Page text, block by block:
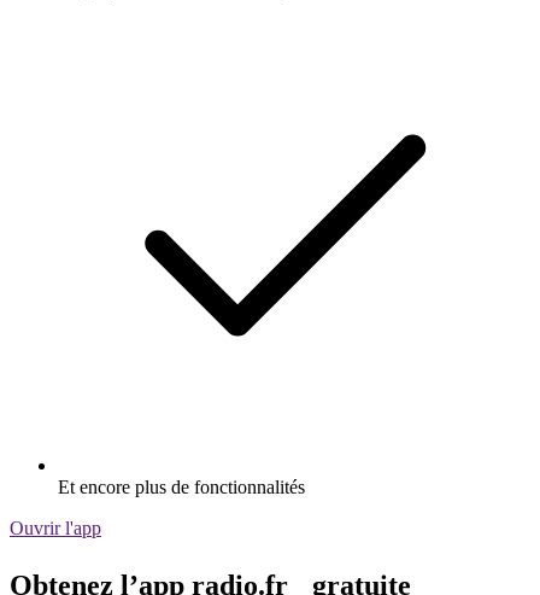
Et encore plus de fonctionnalités
Ouvrir l'app
Obtenez l’app radio.fr gratuite